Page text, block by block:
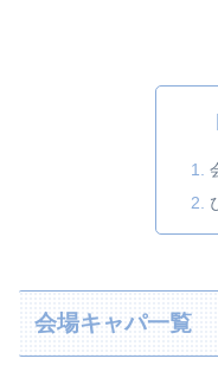
会場キャパ一覧